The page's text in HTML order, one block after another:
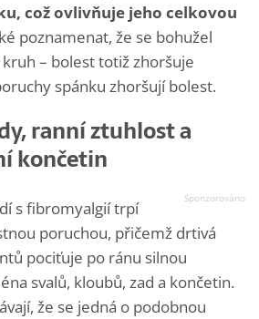
což ovlivňuje jeho celkovou
poznamenat, že se bohužel
– bolest totiž zhoršuje
spánku zhoršují bolest.
ranní ztuhlost a
končetin
s fibromyalgií trpí
poruchou, přičemž drtivá
pociťuje po ránu silnou
svalů, kloubů, zad a končetin.
že se jedná o podobnou